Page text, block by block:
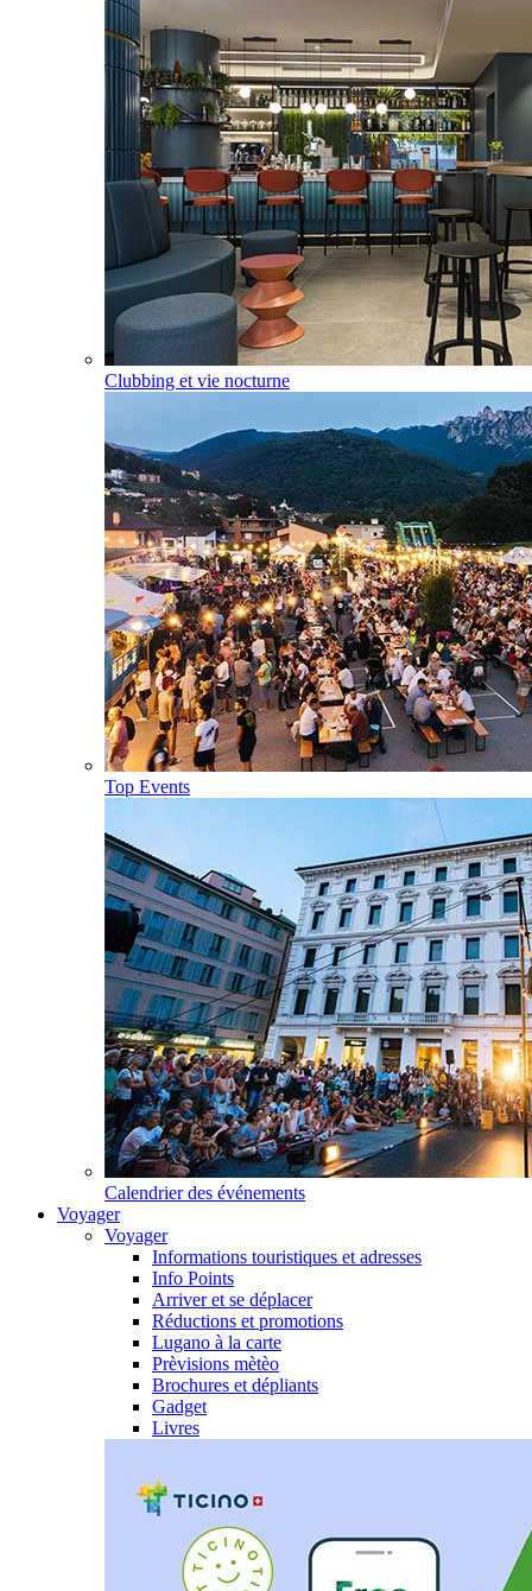
Clubbing et vie nocturne
Top Events
Calendrier des événements
Voyager
Voyager
Informations touristiques et adresses
Info Points
Arriver et se déplacer
Réductions et promotions
Lugano à la carte
Prèvisions mètèo
Brochures et dépliants
Gadget
Livres